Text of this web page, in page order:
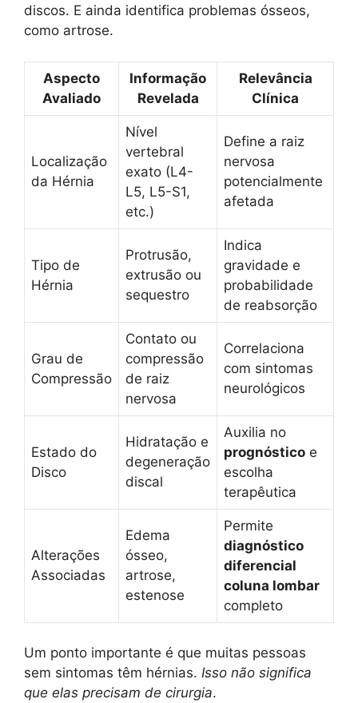
discos. E ainda identifica problemas ósseos,
como artrose.
Aspecto
Avaliado
Informação
Revelada
Relevância
Clínica
Localização
da Hérnia
Nível
vertebral
exato (L4-
L5, L5-S1,
etc.)
Define a raiz
nervosa
potencialmente
afetada
Tipo de
Hérnia
Protrusão,
extrusão ou
sequestro
Indica
gravidade e
probabilidade
de reabsorção
Grau de
Compressão
Contato ou
compressão
de raiz
nervosa
Correlaciona
com sintomas
neurológicos
Estado do
Disco
Hidratação e
degeneração
discal
Auxilia no
prognóstico e
escolha
terapêutica
Alterações
Associadas
Edema
ósseo,
artrose,
estenose
Permite
diagnóstico
diferencial
coluna lombar
completo
Um ponto importante é que muitas pessoas
sem sintomas têm hérnias. Isso não significa
que elas precisam de cirurgia.